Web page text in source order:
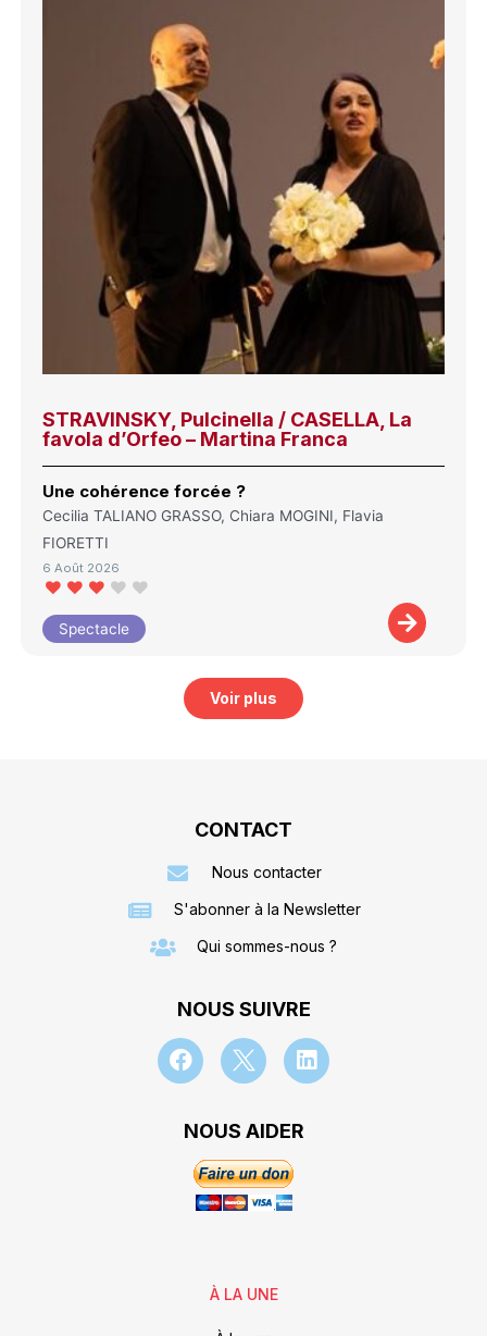
STRAVINSKY, Pulcinella / CASELLA, La
favola d’Orfeo – Martina Franca
Une cohérence forcée ?
Cecilia TALIANO GRASSO, Chiara MOGINI, Flavia
FIORETTI
6 Août 2026
Spectacle
Voir plus
CONTACT
Nous contacter
S'abonner à la Newsletter
Qui sommes-nous ?
NOUS SUIVRE
NOUS AIDER
À LA UNE